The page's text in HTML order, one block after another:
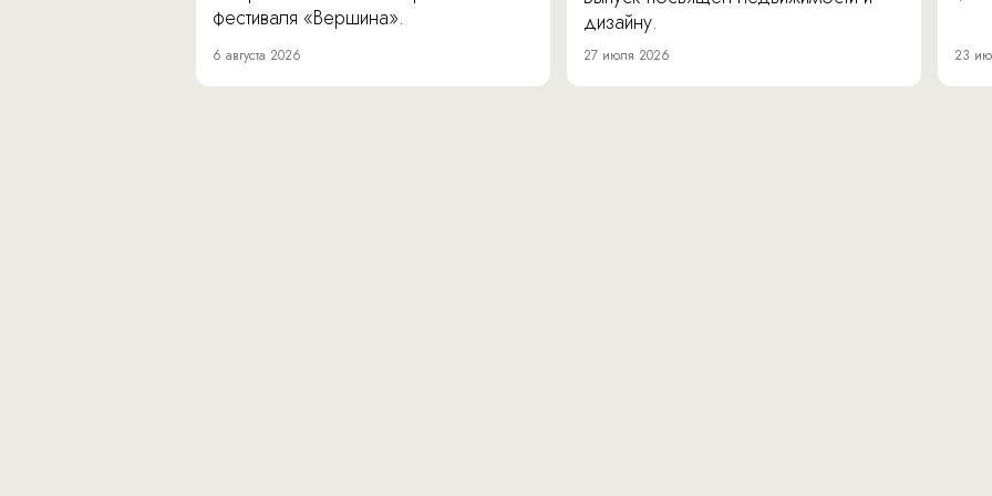
фестиваля «Вершина».
6 августа 2026
дизайну.
27 июля 2026 23